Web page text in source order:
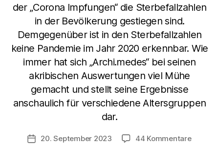
der „Corona Impfungen“ die Sterbefallzahlen
in der Bevölkerung gestiegen sind.
Demgegenüber ist in den Sterbefallzahlen
keine Pandemie im Jahr 2020 erkennbar. Wie
immer hat sich „Archi.medes“ bei seinen
akribischen Auswertungen viel Mühe
gemacht und stellt seine Ergebnisse
anschaulich für verschiedene Altersgruppen
dar.
Veröffentlichungsdatum
20. September 2023 44 Kommentarezu